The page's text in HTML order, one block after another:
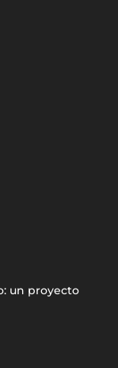
un proyecto